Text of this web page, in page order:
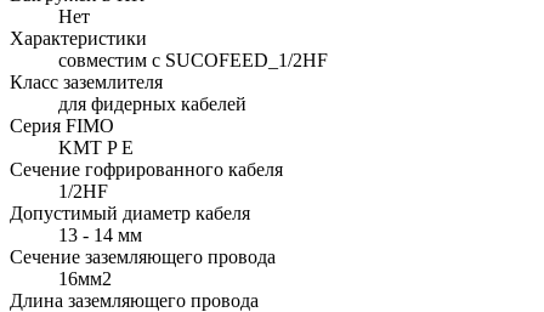
Нет
Характеристики
совместим с SUCOFEED_1/2HF
Класс заземлителя
для фидерных кабелей
Серия FIMO
KMT P E
Сечение гофрированного кабеля
1/2HF
Допустимый диаметр кабеля
13 - 14 мм
Сечение заземляющего провода
16мм2
Длина заземляющего провода